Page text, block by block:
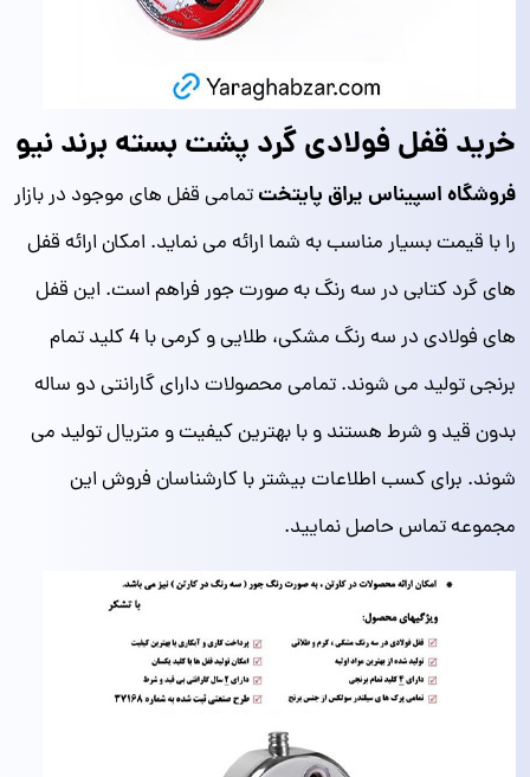
خرید قفل فولادی گرد پشت بسته برند نیو
فروشگاه اسپیناس یراق پایتختتمامی قفل های موجود در بازار
را با قیمت بسیار مناسب به شما ارائه می نماید. امکان ارائه قفل
های گرد کتابی در سه رنگ به صورت جور فراهم است. این قفل
های فولادی در سه رنگ مشکی، طلایی و کرمی با 4 کلید تمام
برنجی تولید می شوند. تمامی محصولات دارای گارانتی دو ساله
بدون قید و شرط هستند و با بهترین کیفیت و متریال تولید می
شوند. برای کسب اطلاعات بیشتر با کارشناسان فروش این
مجموعه تماس حاصل نمایید.